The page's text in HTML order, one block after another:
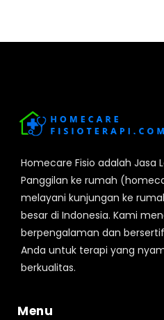
Homecare Fisio adalah Jasa
Panggilan ke rumah
melayani kunjungan ke
besar di Indonesia. Kami
berpengalaman dan
Anda untuk terapi yang
berkualitas.
Menu